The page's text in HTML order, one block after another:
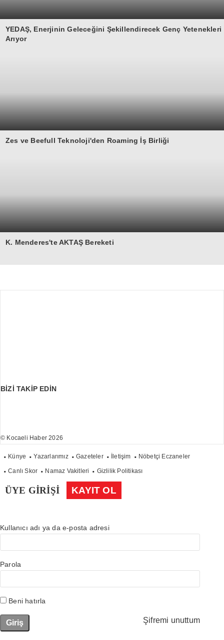
YEDAŞ, Enerjinin Geleceğini Şekillendirecek Genç Yetenekleri
Arıyor
Zes ve Beefull Teknoloji'den Roaming İş Birliği
K. Menderes'te AKTAŞ Bereketi
BİZİ TAKİP EDİN
© Kocaeli Haber 2026
Künye Yazarlarımız Gazeteler İletişim Nöbetçi Eczaneler
Canlı Skor Namaz Vakitleri Gizlilik Politikası
ÜYE GİRİŞİ KAYIT OL
Kullanıcı adı ya da e-posta adresi
Parola
Beni hatırla
Şifremi unuttum